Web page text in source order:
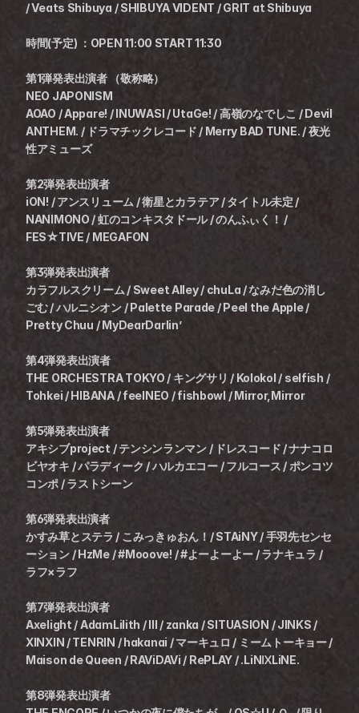
/ Veats Shibuya / SHIBUYA VIDENT / GRIT at Shibuya
時間(予定) ：OPEN 11:00 START 11:30
第1弾発表出演者 （敬称略）
NEO JAPONISM
AOAO / Appare! / INUWASI / UtaGe! / 高嶺のなでしこ / Devil
ANTHEM. / ドラマチックレコード / Merry BAD TUNE. / 夜光
性アミューズ
第2弾発表出演者
iON! / アンスリューム / 衛星とカラテア / タイトル未定 /
NANIMONO / 虹のコンキスタドール / のんふぃく！ /
FES☆TIVE / MEGAFON
第3弾発表出演者
カラフルスクリーム / Sweet Alley / chuLa / なみだ色の消し
ごむ / ハルニシオン / Palette Parade / Peel the Apple /
Pretty Chuu / MyDearDarlin’
第4弾発表出演者
THE ORCHESTRA TOKYO / キングサリ / Kolokol / selfish /
Tohkei / HIBANA / feelNEO / fishbowl / Mirror,Mirror
第5弾発表出演者
アキシブproject / テンシンランマン / ドレスコード / ナナコロ
ビヤオキ / パラディーク / ハルカエコー / フルコース / ポンコツ
コンポ / ラストシーン
第6弾発表出演者
かすみ草とステラ / こみっきゅおん！/ STAiNY / 手羽先センセ
ーション / HzMe / #Mooove! / #よーよーよー / ラナキュラ /
ラフ×ラフ
第7弾発表出演者
Axelight / AdamLilith / Ill / zanka / SITUASION / JINKS /
XINXIN / TENRIN / hakanai / マーキュロ / ミームトーキョー /
Maison de Queen / RAViDAVi / RePLAY / .LiNⅨLiNE.
第8弾発表出演者